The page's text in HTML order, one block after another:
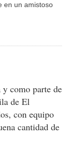
en un amistoso
como parte de
de El
con equipo
cantidad de